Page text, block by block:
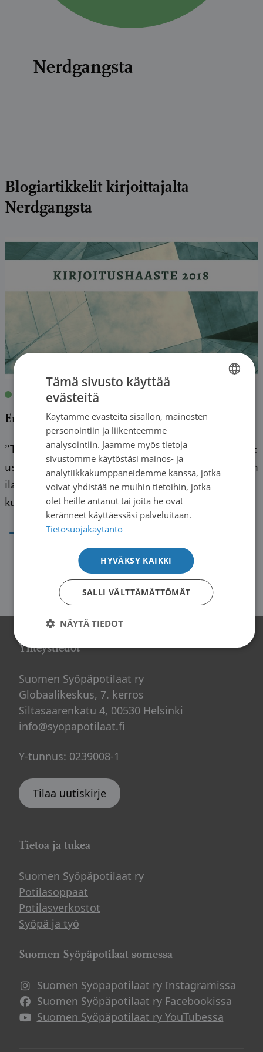
Nerdgangsta
Blogiartikkelit kirjoittajalta
Nerdgangsta
11.07.2018| Nerdgangsta
Erään selviytyjän valoisa tulevaisuus
”Todellisuus on se, joka ei häviä silloin, kun lakkaat
uskomasta siihen.” ~Philip K. Dick Kerran onnistuin
ilahduttamaan vanhempani, kun sain korkean
kuumeen ollessani kuusivuotias. Heidän […]
→
Yhteystiedot
Suomen Syöpäpotilaat ry
Globaalikeskus, 7. kerros
Siltasaarenkatu 4, 00530 Helsinki
info@syopapotilaat.fi
Y-tunnus: 0239008-1
Tilaa uutiskirje
Tietoa ja tukea
Suomen Syöpäpotilaat ry
Potilasoppaat
Potilasverkostot
Syöpä ja työ
Suomen Syöpäpotilaat somessa
Suomen Syöpäpotilaat ry Instagramissa
Suomen Syöpäpotilaat ry Facebookissa
Suomen Syöpäpotilaat ry YouTubessa
SWEDISH
Tämä sivusto käyttää
evästeitä
Käytämme evästeitä sisällön, mainosten
personointiin ja liikenteemme
analysointiin. Jaamme myös tietoja
sivustomme käytöstäsi mainos- ja
analytiikkakumppaneidemme kanssa, jotka
voivat yhdistää ne muihin tietoihin, jotka
olet heille antanut tai joita he ovat
keränneet käyttäessäsi palveluitaan.
Tietosuojakäytäntö
HYVÄKSY KAIKKI
SALLI VÄLTTÄMÄTTÖMÄT
NÄYTÄ TIEDOT